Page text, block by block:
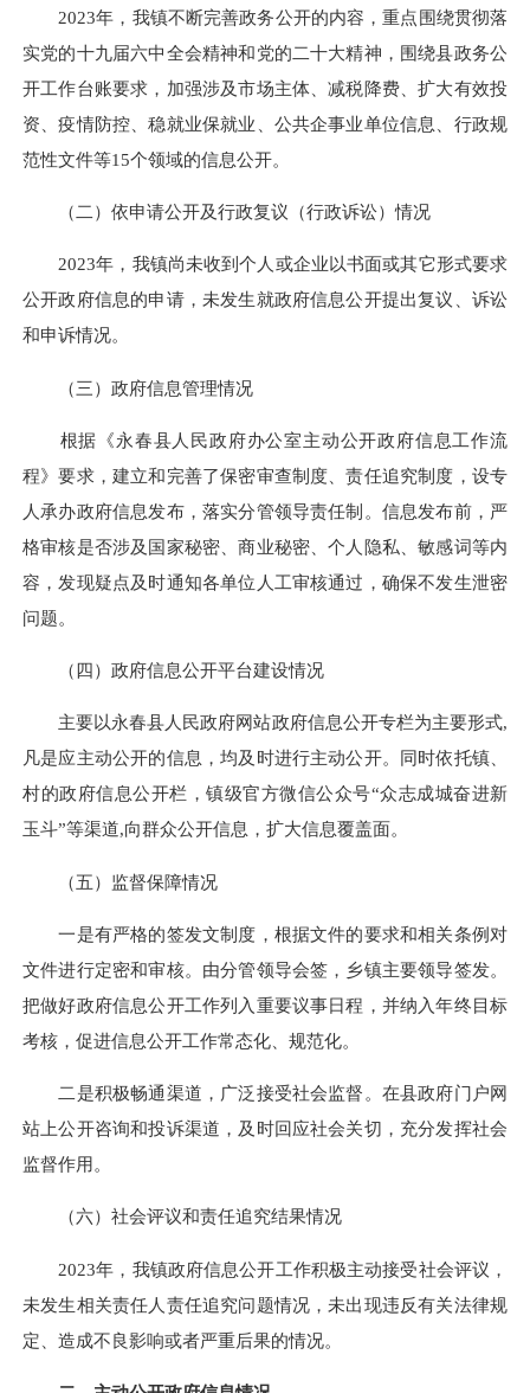
2023年，我镇不断完善政务公开的内容，重点围绕贯彻落
实党的十九届六中全会精神和党的二十大精神，围绕县政务公
开工作台账要求，加强涉及市场主体、减税降费、扩大有效投
资、疫情防控、稳就业保就业、公共企事业单位信息、行政规
范性文件等15个领域的信息公开。
（二）依申请公开及行政复议（行政诉讼）情况
2023年，我镇尚未收到个人或企业以书面或其它形式要求
公开政府信息的申请，未发生就政府信息公开提出复议、诉讼
和申诉情况。
（三）政府信息管理情况
根据《永春县人民政府办公室主动公开政府信息工作流
程》要求，建立和完善了保密审查制度、责任追究制度，设专
人承办政府信息发布，落实分管领导责任制。信息发布前，严
格审核是否涉及 国家秘密 、商业秘密、个人隐私、敏感词等内
容，发现疑点及时通知各单位人工审核通过，确保不发生泄密
问题。
（四）政府信息公开平台建设情况
主要以永春县人民政府网站政府信息公开专栏为主要形式,
凡是应主动公开的信息，均及时进行主动公开。同时依托镇、
村的政府信息公开栏，镇级官方微信公众号“众志成城奋进新
玉斗”等渠道,向群众公开信息，扩大信息覆盖面。
（五）监督保障情况
一是有严格的签发文制度，根据文件的要求和相关条例对
文件进行定密和审核。由分管领导会签，乡镇主要领导签发。
把做好政府信息公开工作列入重要议事日程，并纳入年终目标
考核，促进信息公开工作常态化、规范化。
二是积极畅通渠道，广泛接受社会监督。在县政府门户网
站上公开咨询和投诉渠道，及时回应社会关切，充分发挥社会
监督作用。
（六）社会评议和责任追究结果情况
2023年，我镇政府信息公开工作积极主动接受社会评议，
未发生相关责任人责任追究问题情况，未出现违反有关法律规
定、造成不良影响或者严重后果的情况。